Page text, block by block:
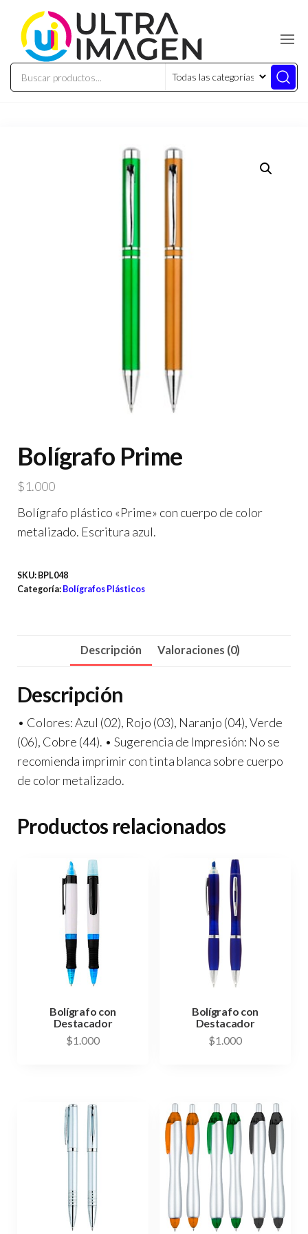
Bolígrafo Prime
$1.000
Bolígrafo plástico «Prime» con cuerpo de color
metalizado. Escritura azul.
SKU: BPL048
Categoría: Bolígrafos Plásticos
Descripción Valoraciones (0)
Descripción
• Colores: Azul (02), Rojo (03), Naranjo (04), Verde
(06), Cobre (44). • Sugerencia de Impresión: No se
recomienda imprimir con tinta blanca sobre cuerpo
de color metalizado.
Productos relacionados
Bolígrafo con
Destacador
$1.000
Bolígrafo con
Destacador
$1.000